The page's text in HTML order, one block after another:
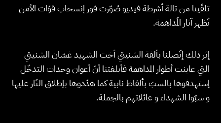
تلقّينا من تالة أشرطة فيديو صُوّرت فور إنسحاب قوّات الأمن
تُظهر آثار المُداهمة.
إثر ذلك إتّصلنا بألفة الشنيتي أخت الشهيد غسّان الشنيتي
التي عاينت أطوار المداهمة فأبلغتنا أنّ أعوان وحدات التدخّل
إستهدفوها بالسبّ بألفاظ نابية كما هدّدوها بإطلاق النّار عليها
و سبّوا الشهداء و عائلاتهم بالجملة.